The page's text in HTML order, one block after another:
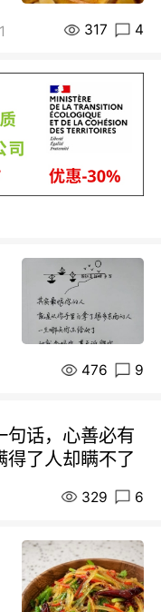
317 4
476 9
句话，心善必有
得了人却瞒不了
329 6